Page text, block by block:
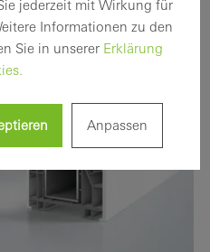
jederzeit mit Wirkung für
Informationen zu den
Sie in unserer Erklärung
Anpassen